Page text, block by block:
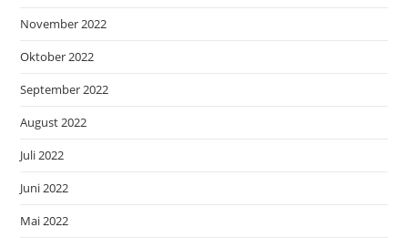
November 2022
Oktober 2022
September 2022
August 2022
Juli 2022
Juni 2022
Mai 2022